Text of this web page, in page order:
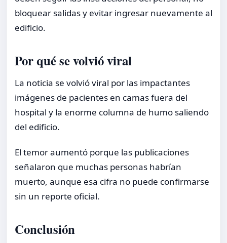
bloquear salidas y evitar ingresar nuevamente al
edificio.
Por qué se volvió viral
La noticia se volvió viral por las impactantes
imágenes de pacientes en camas fuera del
hospital y la enorme columna de humo saliendo
del edificio.
El temor aumentó porque las publicaciones
señalaron que muchas personas habrían
muerto, aunque esa cifra no puede confirmarse
sin un reporte oficial.
Conclusión